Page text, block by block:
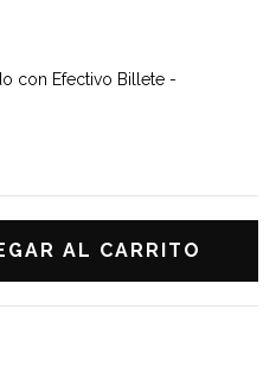
con Efectivo Billete -